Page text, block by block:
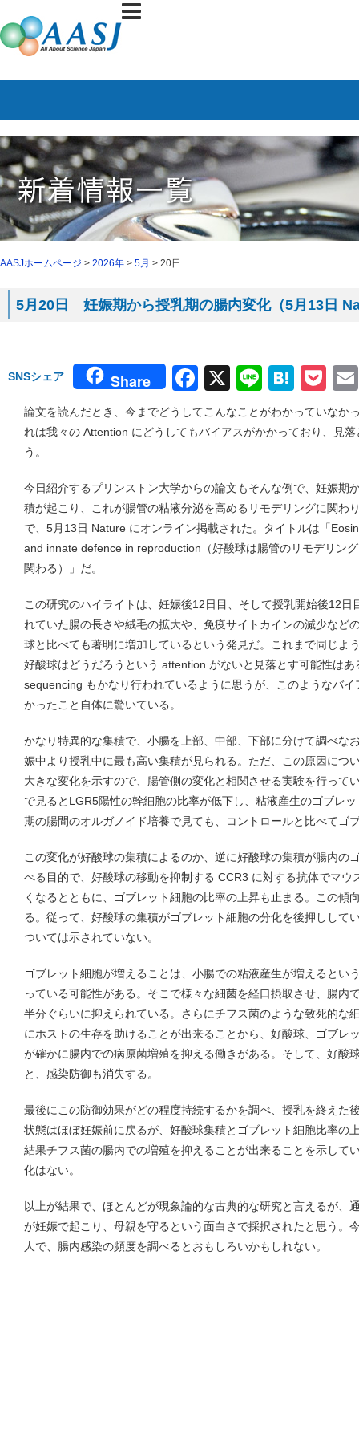
AASJホームページ > 2026年 > 5月 > 20日
5月20日 妊娠期から授乳期の腸内変化（5月13日
SNSシェア Share Facebook
X Line
論文を読んだとき、今までどうしてこんなことがわかっていなか
れは我々の Attention にどうしてもバイアスがかかっており、見
う。
今日紹介するプリンストン大学からの論文もそんな例で、妊娠期
積が起こり、これが腸管の粘液分泌を高めるリモデリングに関わ
で、5月13日 Nature にオンライン掲載された。タイトルは「
and innate defence in reproduction（好酸球は腸管のリモデリン
関わる）」だ。
この研究のハイライトは、妊娠後12日目、そして授乳開始後12
れていた腸の長さや絨毛の拡大や、免疫サイトカインの減少など
球と比べても著明に増加しているという発見だ。これまで同じよ
好酸球はどうだろうという attention がないと見落とす可能性は
sequencing もかなり行われているように思うが、このようなバ
かったこと自体に驚いている。
かなり特異的な集積で、小腸を上部、中部、下部に分けて調べな
娠中より授乳中に最も高い集積が見られる。ただ、この原因につ
大きな変化を示すので、腸管側の変化と相関させる実験を行って
で見るとLGR5陽性の幹細胞の比率が低下し、粘液産生のゴブレ
期の腸間のオルガノイド培養で見ても、コントロールと比べてゴ
この変化が好酸球の集積によるのか、逆に好酸球の集積が腸内の
べる目的で、好酸球の移動を抑制する CCR3 に対する抗体でマウ
くなるとともに、ゴブレット細胞の比率の上昇も止まる。この傾
る。従って、好酸球の集積がゴブレット細胞の分化を後押しして
ついては示されていない。
ゴブレット細胞が増えることは、小腸での粘液産生が増えるとい
っている可能性がある。そこで様々な細菌を経口摂取させ、腸内
半分ぐらいに抑えられている。さらにチフス菌のような致死的な
にホストの生存を助けることが出来ることから、好酸球、ゴブレ
が確かに腸内での病原菌増殖を抑える働きがある。そして、好酸
と、感染防御も消失する。
最後にこの防御効果がどの程度持続するかを調べ、授乳を終えた
状態はほぼ妊娠前に戻るが、好酸球集積とゴブレット細胞比率の
結果チフス菌の腸内での増殖を抑えることが出来ることを示して
化はない。
以上が結果で、ほとんどが現象論的な古典的な研究と言えるが、
が妊娠で起こり、母親を守るという面白さで採択されたと思う。
人で、腸内感染の頻度を調べるとおもしろいかもしれない。